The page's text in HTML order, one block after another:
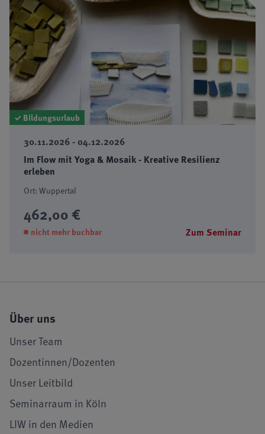
✓ Bildungsurlaub
30.11.2026 - 04.12.2026
Im Flow mit Yoga & Mosaik - Kreative Resilienz
erleben
Ort: Wuppertal
462,00 €
nicht mehr buchbar Zum Seminar
Über uns
Unser Team
Dozentinnen/Dozenten
Unser Leitbild
Seminarraum in Köln
LIW in den Medien